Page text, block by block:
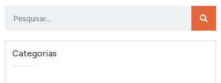
Categorias